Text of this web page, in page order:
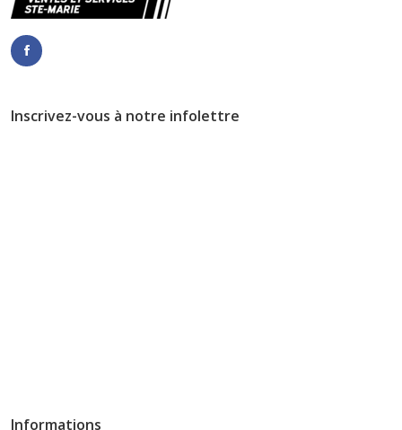
Inscrivez-vous à notre infolettre
Informations